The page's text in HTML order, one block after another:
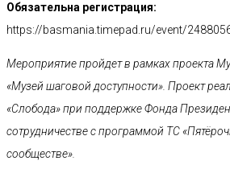
Обязательна регистрация:
https://basmania.timepad.ru/event/
Мероприятие пройдет в рамках проекта
«Музей шаговой доступности». Проект
«Слобода» при поддержке Фонда
сотрудничестве с программой ТС
сообществе».